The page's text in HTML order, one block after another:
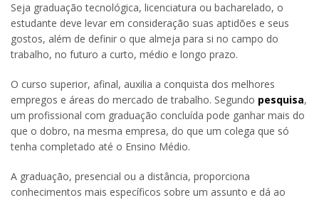
Seja graduação tecnológica, licenciatura ou bacharelado, o
estudante deve levar em consideração suas aptidões e seus
gostos, além de definir o que almeja para si no campo do
trabalho, no futuro a curto, médio e longo prazo.
O curso superior, afinal, auxilia a conquista dos melhores
empregos e áreas do mercado de trabalho. Segundo pesquisa,
um profissional com graduação concluída pode ganhar mais do
que o dobro, na mesma empresa, do que um colega que só
tenha completado até o Ensino Médio.
A graduação, presencial ou a distância, proporciona
conhecimentos mais específicos sobre um assunto e dá ao